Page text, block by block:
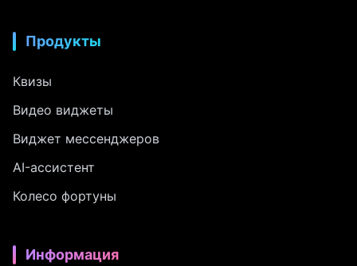
Продукты
Квизы
Видео виджеты
Виджет мессенджеров
AI-ассистент
Колесо фортуны
Информация